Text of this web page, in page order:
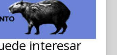
interesar